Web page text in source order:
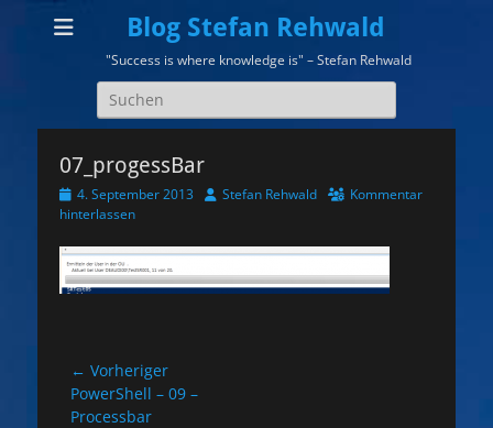
Blog Stefan Rehwald
"Success is where knowledge is" – Stefan Rehwald
Suchen
nach:
07_progessBar
Veröffentlicht
am
4. September 2013 AutorStefan Rehwald
Kommentar
hinterlassen
Beitragsnavigation
← Vorheriger
Vorheriger
Beitrag:
PowerShell – 09 –
Processbar